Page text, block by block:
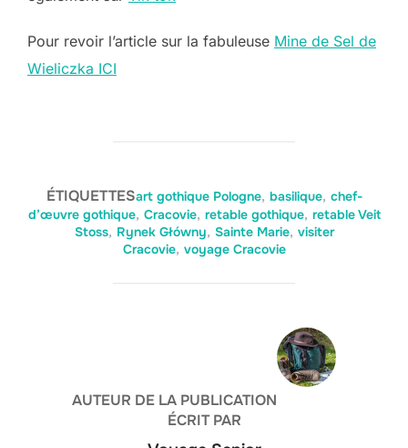
Pour revoir l’article sur la fabuleuse Mine de Sel de
Wieliczka ICI
ÉTIQUETTESart gothique Pologne, basilique, chef-
d’œuvre gothique, Cracovie, retable gothique, retable Veit
Stoss, Rynek Główny, Sainte Marie, visiter
Cracovie, voyage Cracovie
AUTEUR DE LA PUBLICATION
ÉCRIT PAR